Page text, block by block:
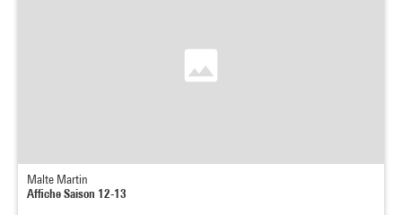
Malte Martin
Affiche Saison 12-13